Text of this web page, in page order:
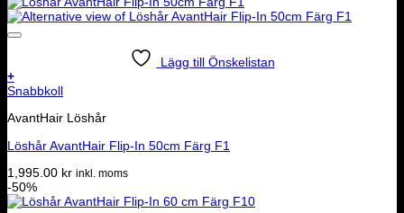
Lägg till Önskelistan
+
Snabbkoll
AvantHair Löshår
Löshår AvantHair Flip-In 50cm Färg F1
1,995.00 kr inkl. moms
-50%